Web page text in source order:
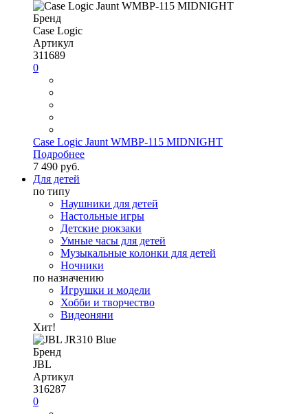
Бренд
Case Logic
Артикул
311689
0
Case Logic Jaunt WMBP-115 MIDNIGHT
Подробнее
7 490 руб.
Для детей
по типу
Наушники для детей
Настольные игры
Детские рюкзаки
Умные часы для детей
Музыкальные колонки для детей
Ночники
по назначению
Игрушки и модели
Хобби и творчество
Видеоняни
Хит!
Бренд
JBL
Артикул
316287
0